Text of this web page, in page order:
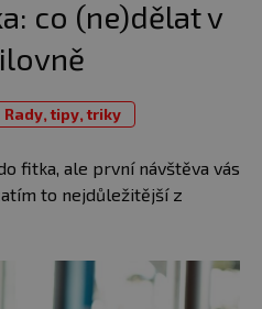
co (ne)dělat v
Rady, tipy, triky
fitka, ale první návštěva vás
to nejdůležitější z